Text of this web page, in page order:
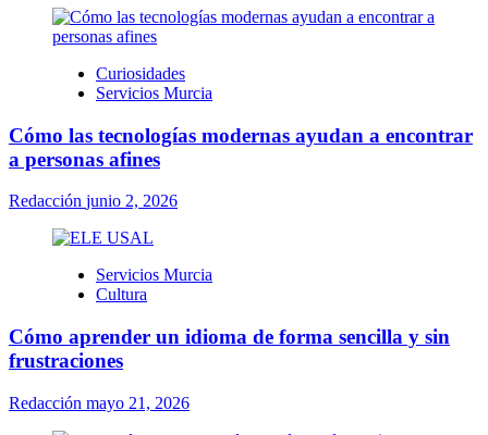
Curiosidades
Servicios Murcia
Cómo las tecnologías modernas ayudan a encontrar
a personas afines
Redacción junio 2, 2026
Servicios Murcia
Cultura
Cómo aprender un idioma de forma sencilla y sin
frustraciones
Redacción mayo 21, 2026